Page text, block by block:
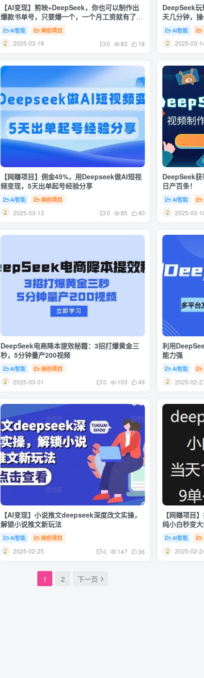
【AI变现】剪映+DeepSeek，你也可以制作出
爆款书单号，只要爆一个，一个月工资就有了，
详细教程拆解
AI智能 网创项目
2025-03-18 0 83 18
DeepSeek玩
天几分钟，
AI智能
2025-03-
【网赚项目】佣金45%，用Deepseek做AI短视
频变现，5天出单起号经验分享
AI智能 网创项目
2025-03-13 0 85 40
DeepSeek获
日产百条！
AI智能
2025-03-
DeepSeek电商降本提效秘籍：3招打爆黄金三
秒，5分钟量产200视频
AI智能 网创项目
2025-03-01 0 103 49
利用
能力强
AI智能
2025-02-
【AI变现】小说推文deepseek深度改文实操，
解锁小说推文新玩法
AI智能 网创项目
2025-02-25 0 147 36
【网赚项目
纯小白秒变
润上千
AI智能
2025-02-
1 2 下一页